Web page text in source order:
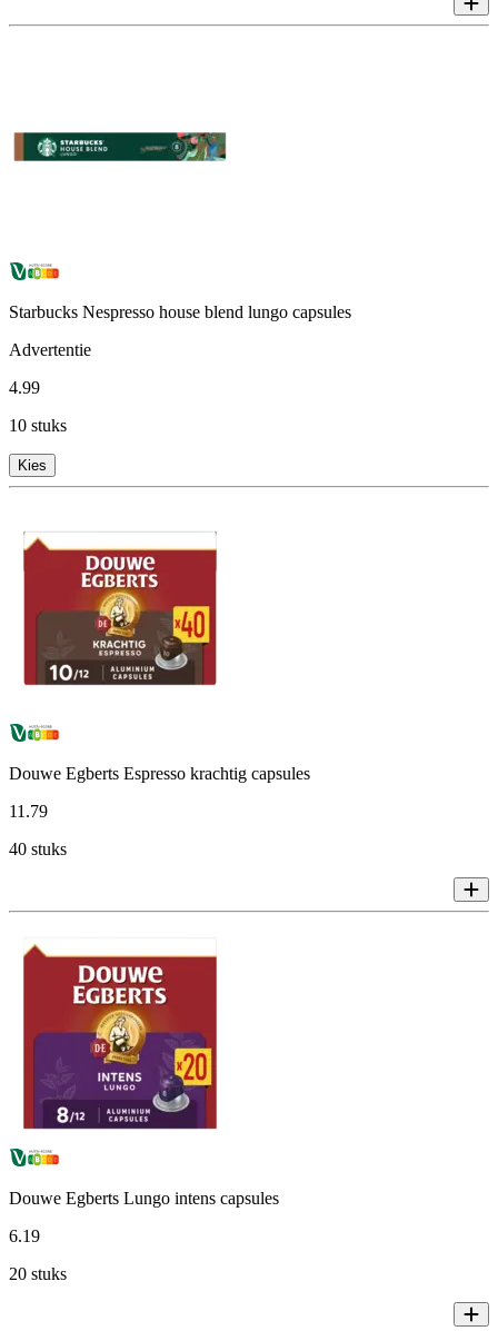
Starbucks Nespresso house blend lungo capsules
Advertentie
4.99
10 stuks
Kies
Douwe Egberts Espresso krachtig capsules
11.79
40 stuks
Douwe Egberts Lungo intens capsules
6.19
20 stuks